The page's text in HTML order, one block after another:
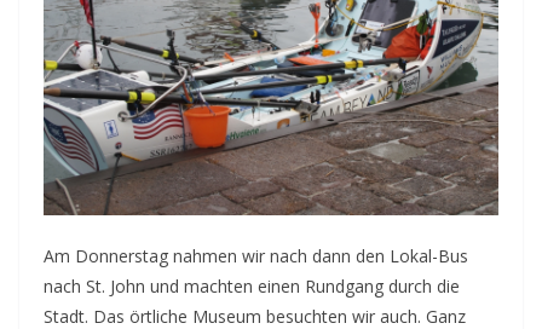
Am Donnerstag nahmen wir nach dann den Lokal-Bus
nach St. John und machten einen Rundgang durch die
Stadt. Das örtliche Museum besuchten wir auch. Ganz